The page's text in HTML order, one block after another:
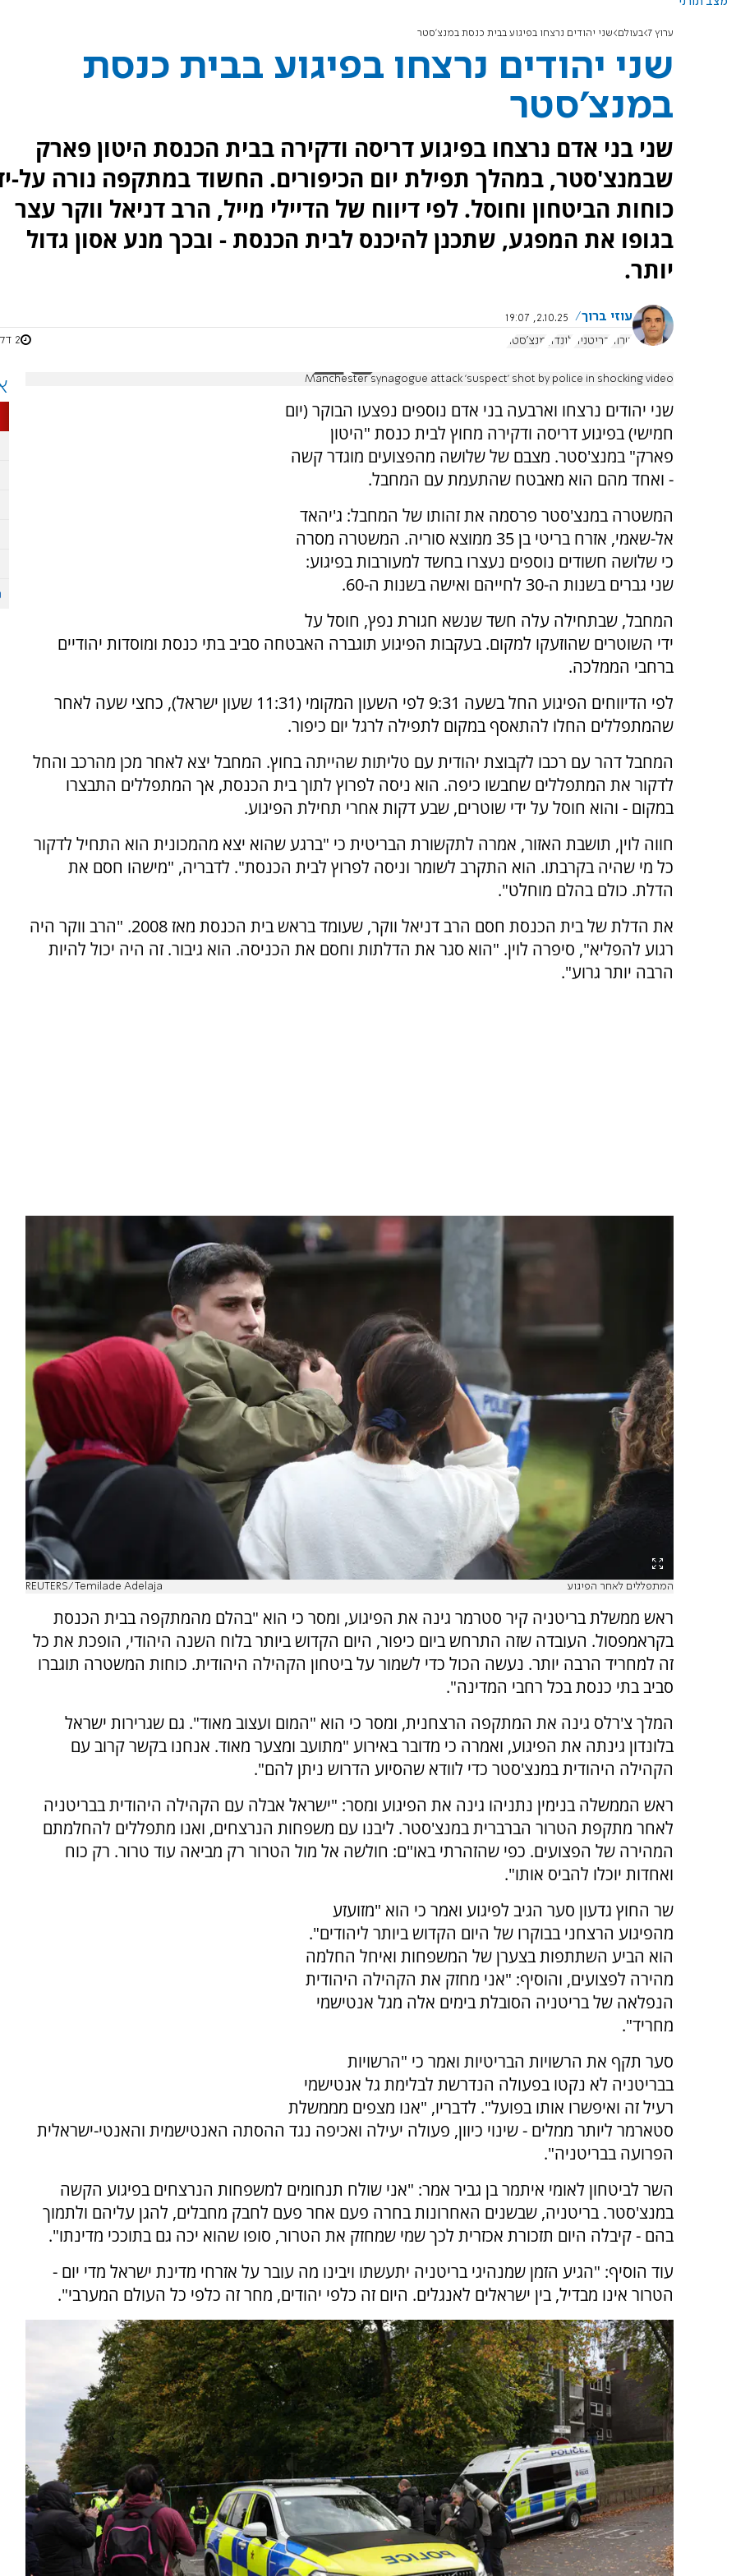
ערוץ 7 בעולם שני יהודים נרצחו בפיגוע בבית כנסת במנצ'סטר
שני יהודים נרצחו בפיגוע בבית כנסת
במנצ'סטר
שני בני אדם נרצחו בפיגוע דריסה ודקירה בבית הכנסת היטון פארק
שבמנצ'סטר, במהלך תפילת יום הכיפורים. החשוד במתקפה נורה על-
כוחות הביטחון וחוסל. לפי דיווח של הדיילי מייל, הרב דניאל ווקר עצר
בגופו את המפגע, שתכנן להיכנס לבית הכנסת - ובכך מנע אסון גדול
יותר.
עוזי ברוך
2.10.25, 19:07
טרור בריטניה לונדון מנצ'סטר 2 דקות
Manchester synagogue attack 'suspect' shot by police in shocking video
שני יהודים נרצחו וארבעה בני אדם נוספים נפצעו הבוקר (יום
חמישי) בפיגוע דריסה ודקירה מחוץ לבית כנסת "היטון
פארק" במנצ'סטר. מצבם של שלושה מהפצועים מוגדר קשה
- ואחד מהם הוא מאבטח שהתעמת עם המחבל.
המשטרה במנצ'סטר פרסמה את זהותו של המחבל: ג'יהאד
אל-שאמי, אזרח בריטי בן 35 ממוצא סוריה. המשטרה מסרה
כי שלושה חשודים נוספים נעצרו בחשד למעורבות בפיגוע:
שני גברים בשנות ה-30 לחייהם ואישה בשנות ה-60.
המחבל, שבתחילה עלה חשד שנשא חגורת נפץ, חוסל על
ידי השוטרים שהוזעקו למקום. בעקבות הפיגוע תוגברה האבטחה סביב בתי כנסת ומוסדות יהודיים
ברחבי הממלכה.
לפי הדיווחים הפיגוע החל בשעה 9:31 לפי השעון המקומי (11:31 שעון ישראל), כחצי שעה לאחר
שהמתפללים החלו להתאסף במקום לתפילה לרגל יום כיפור.
המחבל דהר עם רכבו לקבוצת יהודית עם טליתות שהייתה בחוץ. המחבל יצא לאחר מכן מהרכב והחל
לדקור את המתפללים שחבשו כיפה. הוא ניסה לפרוץ לתוך בית הכנסת, אך המתפללים התבצרו
במקום - והוא חוסל על ידי שוטרים, שבע דקות אחרי תחילת הפיגוע.
חווה לוין, תושבת האזור, אמרה לתקשורת הבריטית כי "ברגע שהוא יצא מהמכונית הוא התחיל לדקור
כל מי שהיה בקרבתו. הוא התקרב לשומר וניסה לפרוץ לבית הכנסת". לדבריה, "מישהו חסם את
הדלת. כולם בהלם מוחלט".
את הדלת של בית הכנסת חסם הרב דניאל ווקר, שעומד בראש בית הכנסת מאז 2008. "הרב ווקר היה
רגוע להפליא", סיפרה לוין. "הוא סגר את הדלתות וחסם את הכניסה. הוא גיבור. זה היה יכול להיות
הרבה יותר גרוע".
המתפללים לאחר הפיגוע REUTERS/Temilade Adelaja
ראש ממשלת בריטניה קיר סטרמר גינה את הפיגוע, ומסר כי הוא "בהלם מהמתקפה בבית הכנסת
בקראמפסול. העובדה שזה התרחש ביום כיפור, היום הקדוש ביותר בלוח השנה היהודי, הופכת את כל
זה למחריד הרבה יותר. נעשה הכול כדי לשמור על ביטחון הקהילה היהודית. כוחות המשטרה תוגברו
סביב בתי כנסת בכל רחבי המדינה".
המלך צ'רלס גינה את המתקפה הרצחנית, ומסר כי הוא "המום ועצוב מאוד". גם שגרירות ישראל
בלונדון גינתה את הפיגוע, ואמרה כי מדובר באירוע "מתועב ומצער מאוד. אנחנו בקשר קרוב עם
הקהילה היהודית במנצ'סטר כדי לוודא שהסיוע הדרוש ניתן להם".
ראש הממשלה בנימין נתניהו גינה את הפיגוע ומסר: "ישראל אבלה עם הקהילה היהודית בבריטניה
לאחר מתקפת הטרור הברברית במנצ'סטר. ליבנו עם משפחות הנרצחים, ואנו מתפללים להחלמתם
המהירה של הפצועים. כפי שהזהרתי באו"ם: חולשה אל מול הטרור רק מביאה עוד טרור. רק כוח
ואחדות יוכלו להביס אותו".
שר החוץ גדעון סער הגיב לפיגוע ואמר כי הוא "מזועזע
מהפיגוע הרצחני בבוקרו של היום הקדוש ביותר ליהודים".
הוא הביע השתתפות בצערן של המשפחות ואיחל החלמה
מהירה לפצועים, והוסיף: "אני מחזק את הקהילה היהודית
הנפלאה של בריטניה הסובלת בימים אלה מגל אנטישמי
מחריד".
סער תקף את הרשויות הבריטיות ואמר כי "הרשויות
בבריטניה לא נקטו בפעולה הנדרשת לבלימת גל אנטישמי
רעיל זה ואיפשרו אותו בפועל". לדבריו, "אנו מצפים מממשלת
סטארמר ליותר ממלים - שינוי כיוון, פעולה יעילה ואכיפה נגד ההסתה האנטישמית והאנטי-ישראלית
הפרועה בבריטניה".
השר לביטחון לאומי איתמר בן גביר אמר: "אני שולח תנחומים למשפחות הנרצחים בפיגוע הקשה
במנצ'סטר. בריטניה, שבשנים האחרונות בחרה פעם אחר פעם לחבק מחבלים, להגן עליהם ולתמוך
בהם - קיבלה היום תזכורת אכזרית לכך שמי שמחזק את הטרור, סופו שהוא יכה גם בתוככי מדינתו".
עוד הוסיף: "הגיע הזמן שמנהיגי בריטניה יתעשתו ויבינו מה עובר על אזרחי מדינת ישראל מדי יום -
הטרור אינו מבדיל, בין ישראלים לאנגלים. היום זה כלפי יהודים, מחר זה כלפי כל העולם המערבי".